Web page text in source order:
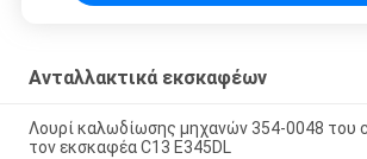
Ανταλλακτικά εκσκαφέων
Λουρί καλωδίωσης μηχανών 354-0048 του
τον εκσκαφέα C13 E345DL